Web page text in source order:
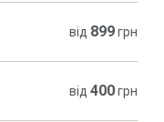
від 899грн
від 400грн